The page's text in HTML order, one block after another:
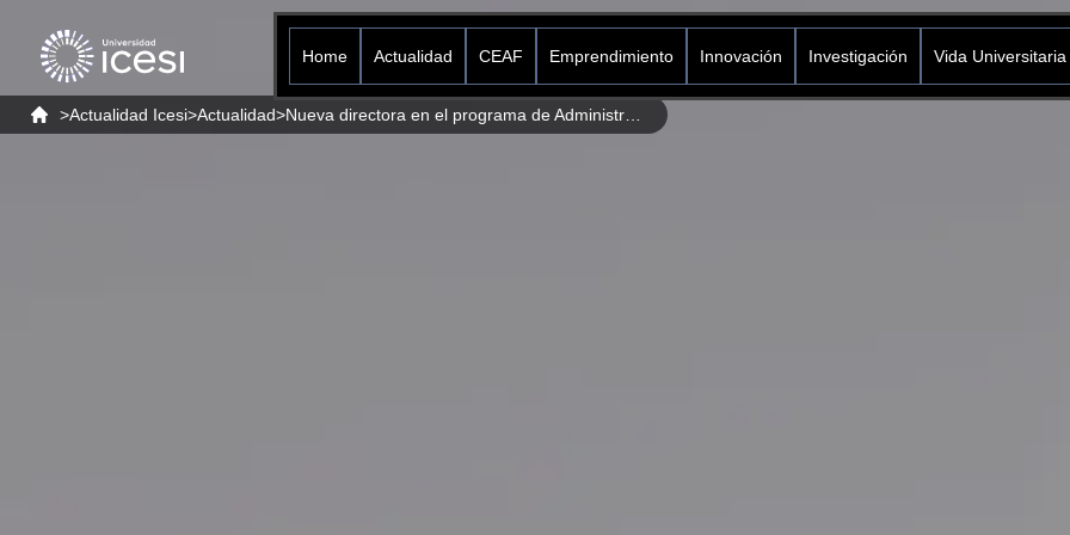
>Actualidad Icesi>Actualidad>
Home Actualidad CEAF Emprendimiento Innovación Investigación Vida Universitaria